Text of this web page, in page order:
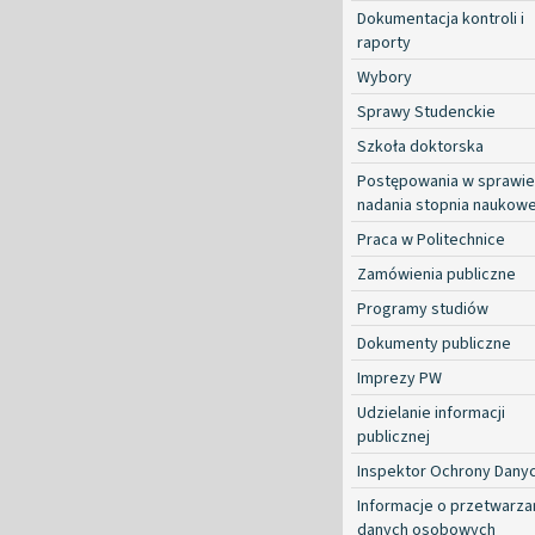
Dokumentacja kontroli i
raporty
Wybory
Sprawy Studenckie
Szkoła doktorska
Postępowania w sprawie
nadania stopnia
Praca w Politechnice
Zamówienia publiczne
Programy studiów
Dokumenty publiczne
Imprezy PW
Udzielanie informacji
publicznej
Inspektor Ochrony
Informacje o
danych osobowych